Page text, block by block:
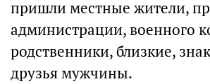
пришли местные жители,
администрации, военного
родственники, близкие,
друзья мужчины.